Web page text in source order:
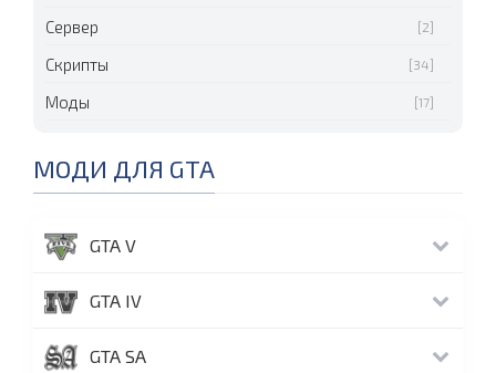
Сервер [2]
Скрипты [34]
Моды [17]
МОДИ ДЛЯ GTA
GTA V
GTA IV
GTA SA